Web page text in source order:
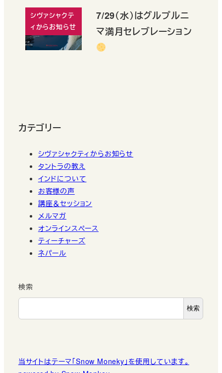
シヴァシャクテ
ィからお知らせ
7/29（水）はグルプルニ
マ満月セレブレーション
カテゴリー
シヴァシャクティからお知らせ
タントラの教え
インドについて
お客様の声
講座＆セッション
メルマガ
オンラインスペース
ティーチャーズ
ネパール
検索
検索
当サイトはテーマ「Snow Moneky」を使用しています。